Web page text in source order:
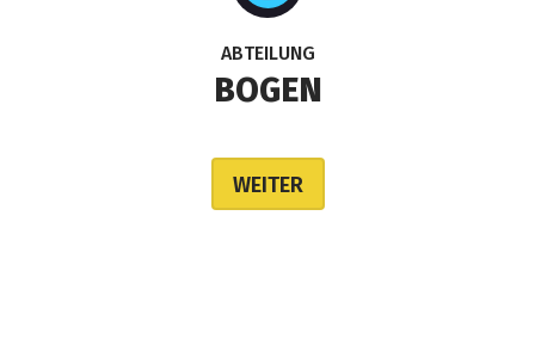
ABTEILUNG
BOGEN
WEITER